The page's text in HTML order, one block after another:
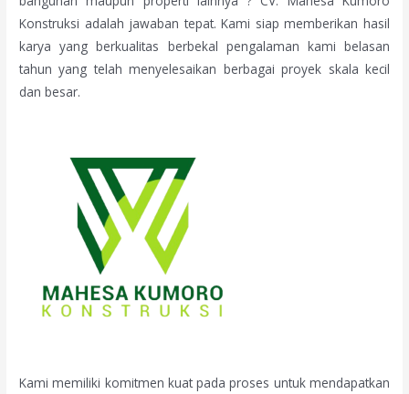
Konstruksi adalah jawaban tepat. Kami siap memberikan hasil
karya yang berkualitas berbekal pengalaman kami belasan
tahun yang telah menyelesaikan berbagai proyek skala kecil
dan besar.
Kami memiliki komitmen kuat pada proses untuk mendapatkan